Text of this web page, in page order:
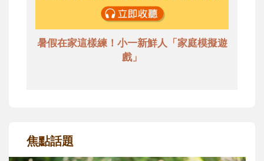
暑假在家這樣練！小一新鮮人「家庭模擬遊
戲」
焦點話題